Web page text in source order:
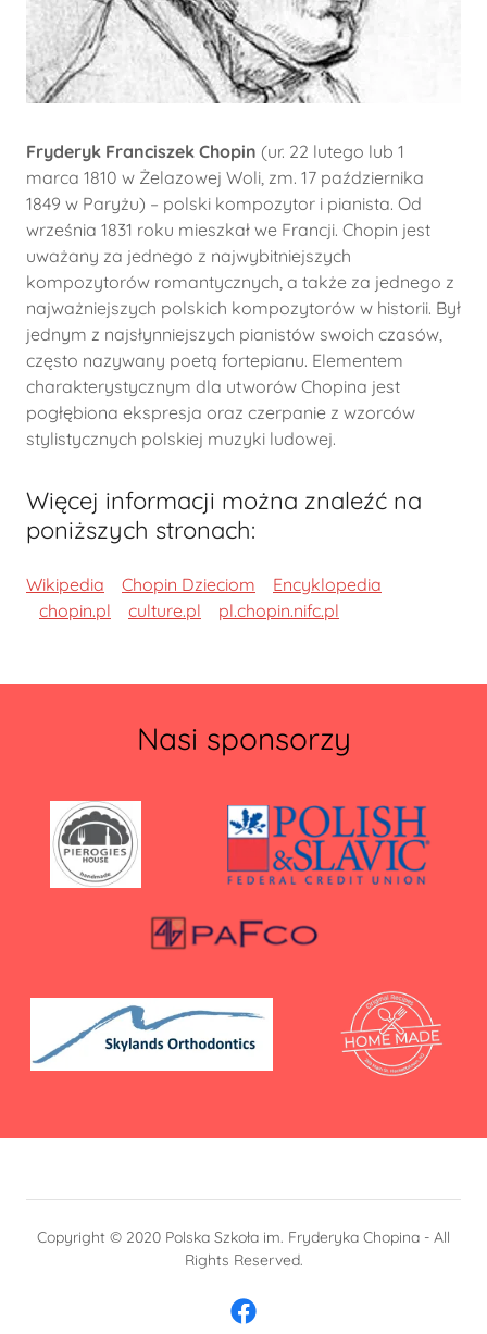
Fryderyk Franciszek Chopin (ur. 22 lutego lub 1
marca 1810 w Żelazowej Woli, zm. 17 października
1849 w Paryżu) – polski kompozytor i pianista. Od
września 1831 roku mieszkał we Francji. Chopin jest
uważany za jednego z najwybitniejszych
kompozytorów romantycznych, a także za jednego z
najważniejszych polskich kompozytorów w historii. Był
jednym z najsłynniejszych pianistów swoich czasów,
często nazywany poetą fortepianu. Elementem
charakterystycznym dla utworów Chopina jest
pogłębiona ekspresja oraz czerpanie z wzorców
stylistycznych polskiej muzyki ludowej.
Więcej informacji można znaleźć na
poniższych stronach:
Wikipedia Chopin Dzieciom
Encyklopedia
chopin.pl
culture.pl pl.chopin.nifc.pl
Nasi sponsorzy
Copyright © 2020 Polska Szkoła im. Fryderyka Chopina - All
Rights Reserved.